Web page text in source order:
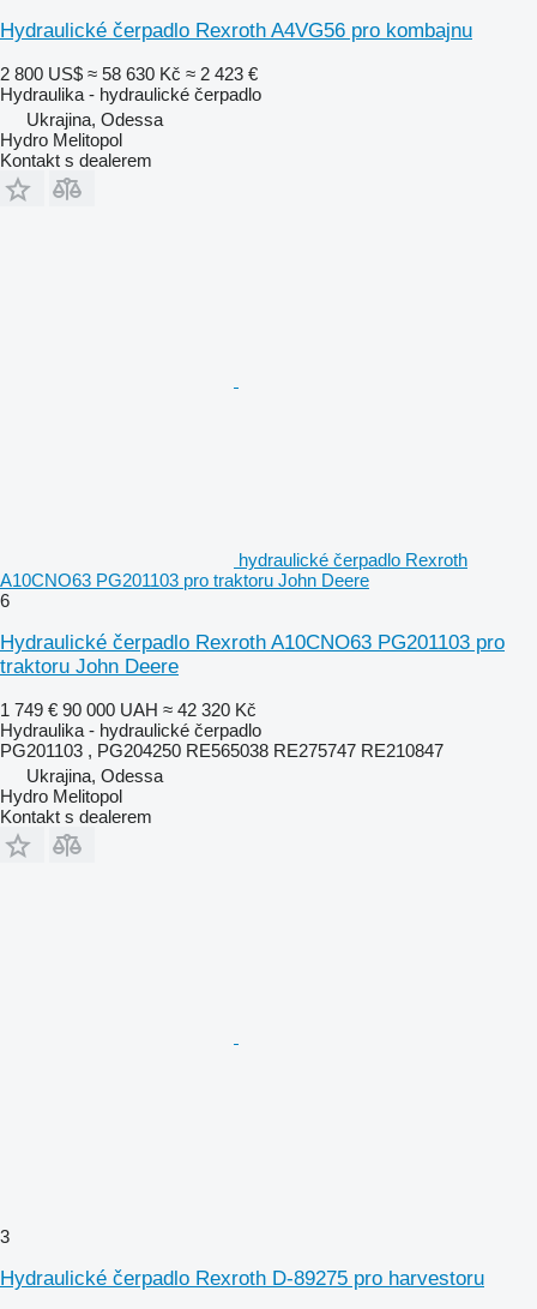
Hydraulické čerpadlo Rexroth A4VG56 pro kombajnu
2 800 US$ ≈ 58 630 Kč ≈ 2 423 €
Hydraulika - hydraulické čerpadlo
Ukrajina, Odessa
Hydro Melitopol
Kontakt s dealerem
hydraulické čerpadlo Rexroth
A10CNO63 PG201103 pro traktoru John Deere
6
Hydraulické čerpadlo Rexroth A10CNO63 PG201103 pro
traktoru John Deere
1 749 € 90 000 UAH ≈ 42 320 Kč
Hydraulika - hydraulické čerpadlo
PG201103 , PG204250 RE565038 RE275747 RE210847
Ukrajina, Odessa
Hydro Melitopol
Kontakt s dealerem
3
Hydraulické čerpadlo Rexroth D-89275 pro harvestoru